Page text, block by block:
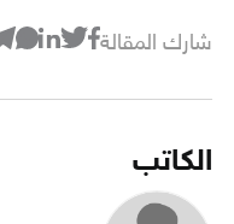
شارك المقالة
الكاتب